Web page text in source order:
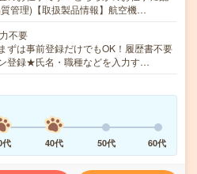
管理)【取扱製品情報】航空機…
不要
ずは事前登録だけでもOK！履歴書不要
登録★氏名・職種などを入力す…
代 40代 50代 60代